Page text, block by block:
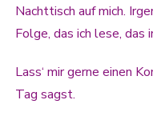
Nachttisch auf mich.
Folge, das ich lese, das
Lass‘ mir gerne einen
Tag sagst.